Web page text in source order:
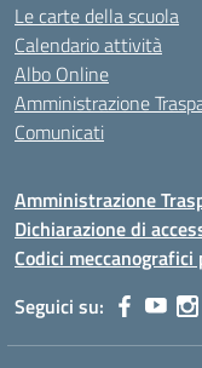
Le carte della scuola
Calendario attività
Albo Online
Amministrazione
Comunicati
Amministrazione
Dichiarazione di
Codici meccanografici
Seguici su: